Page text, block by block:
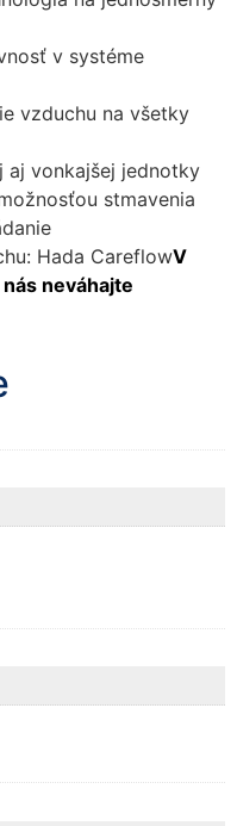
v systéme
vzduchu na všetky
aj vonkajšej jednotky
stmavenia
Hada CareflowV
neváhajte